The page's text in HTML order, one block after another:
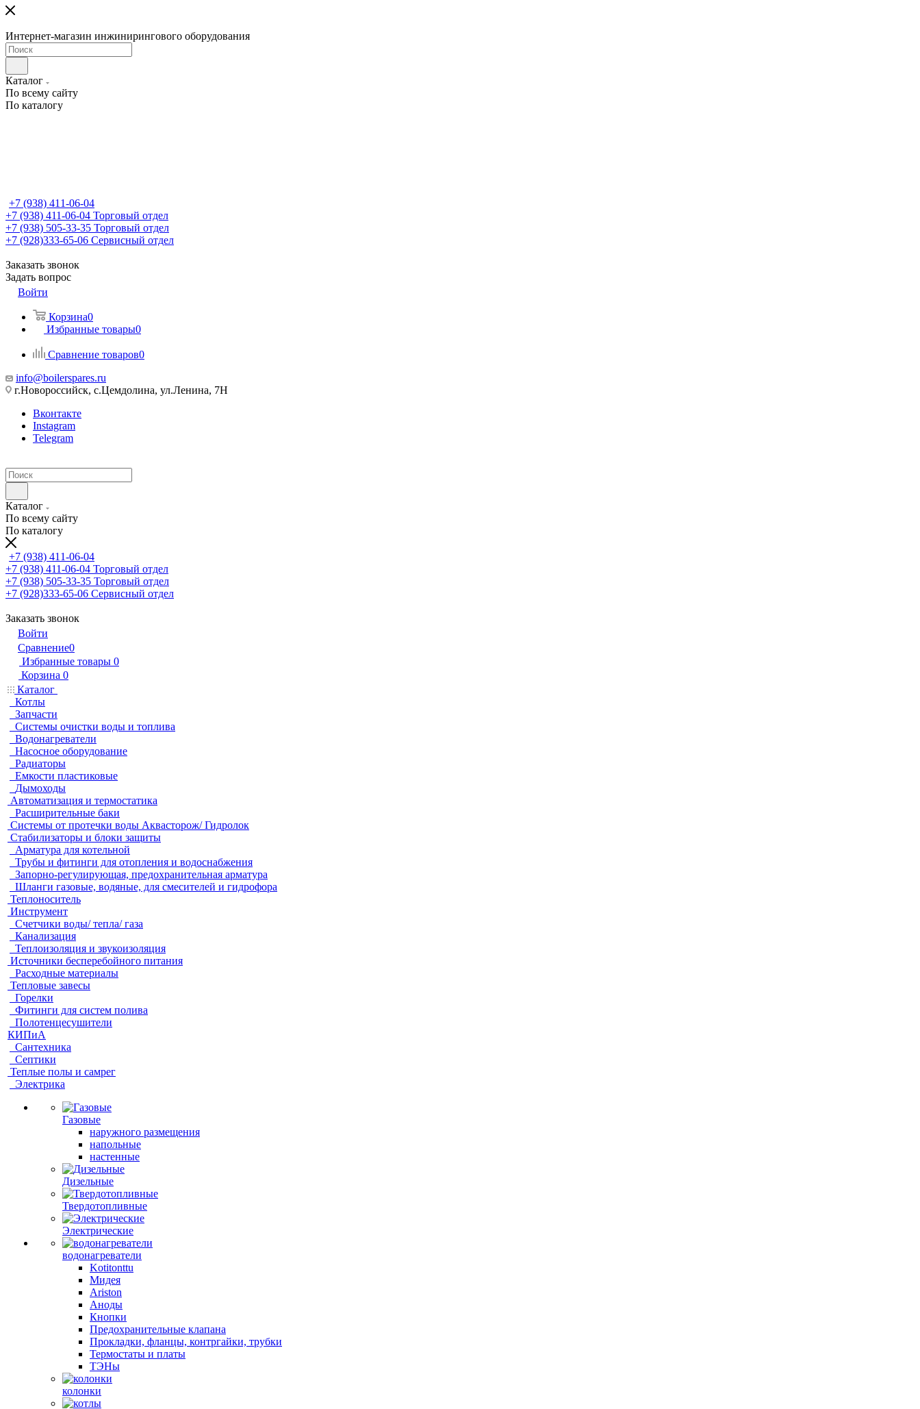
Интернет-магазин инжинирингового оборудования
Каталог
По всему сайту
По каталогу
+7 (938) 411-06-04
+7 (938) 411-06-04 Торговый отдел
+7 (938) 505-33-35 Торговый отдел
+7 (928)333-65-06 Сервисный отдел
Заказать звонок
Задать вопрос
Войти
Корзина0
Избранные товары0
Сравнение товаров0
info@boilerspares.ru
г.Новороссийск, с.Цемдолина, ул.Ленина, 7Н
Вконтакте
Instagram
Telegram
Каталог
По всему сайту
По каталогу
+7 (938) 411-06-04
+7 (938) 411-06-04 Торговый отдел
+7 (938) 505-33-35 Торговый отдел
+7 (928)333-65-06 Сервисный отдел
Заказать звонок
Войти
Сравнение0
Избранные товары 0
Корзина 0
Каталог
Котлы
Запчасти
Системы очистки воды и топлива
Водонагреватели
Насосное оборудование
Радиаторы
Емкости пластиковые
Дымоходы
Автоматизация и термостатика
Расширительные баки
Системы от протечки воды Аквасторож/ Гидролок
Стабилизаторы и блоки защиты
Арматура для котельной
Трубы и фитинги для отопления и водоснабжения
Запорно-регулирующая, предохранительная арматура
Шланги газовые, водяные, для смесителей и гидрофора
Теплоноситель
Инструмент
Счетчики воды/ тепла/ газа
Канализация
Теплоизоляция и звукоизоляция
Источники бесперебойного питания
Расходные материалы
Тепловые завесы
Горелки
Фитинги для систем полива
Полотенцесушители
КИПиА
Сантехника
Септики
Теплые полы и самрег
Электрика
Газовые
наружного размещения
напольные
настенные
Дизельные
Твердотопливные
Электрические
водонагреватели
Kotitonttu
Мидея
Ariston
Аноды
Кнопки
Предохранительные клапана
Прокладки, фланцы, контргайки, трубки
Термостаты и платы
ТЭНы
колонки